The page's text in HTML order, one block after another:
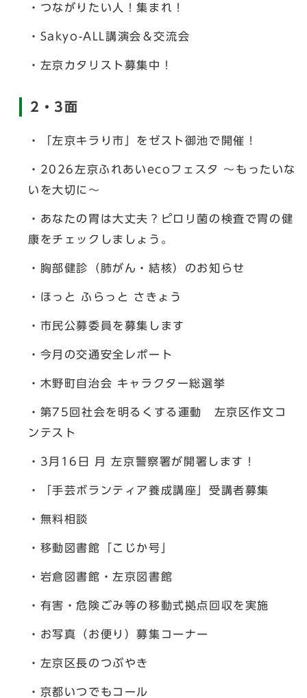
・つながりたい人！集まれ！
・Sakyo-ALL講演会＆交流会
・左京カタリスト募集中！
2・3面
・「左京キラり市」をゼスト御池で開催！
・2026左京ふれあいecoフェスタ ～もったいな
いを大切に～
・あなたの胃は大丈夫？ピロリ菌の検査で胃の健
康をチェックしましょう。
・胸部健診（肺がん・結核）のお知らせ
・ほっと ふらっと さきょう
・市民公募委員を募集します
・今月の交通安全レポート
・木野町自治会 キャラクター総選挙
・第75回社会を明るくする運動 左京区作文コ
ンテスト
・3月16日 月 左京警察署が開署します！
・「手芸ボランティア養成講座」受講者募集
・無料相談
・移動図書館「こじか号」
・岩倉図書館・左京図書館
・有害・危険ごみ等の移動式拠点回収を実施
・お写真（お便り）募集コーナー
・左京区長のつぶやき
・京都いつでもコール